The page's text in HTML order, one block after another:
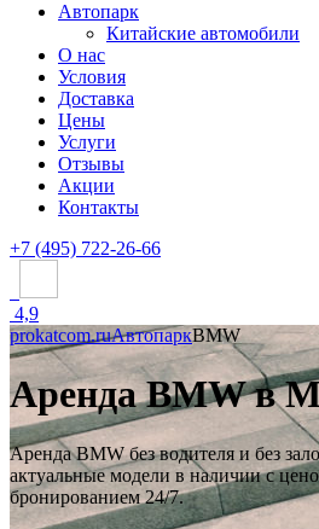
Автопарк
Китайские автомобили
О нас
Условия
Доставка
Цены
Услуги
Отзывы
Акции
Контакты
+7 (495) 722-26-66
4,9
prokatcom.ruАвтопаркBMW
Аренда BMW в
Аренда BMW без водителя и без
актуальные модели в наличии с
бронированием 24/7.